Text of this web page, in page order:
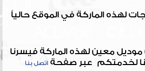
لهذه الماركة في الموقع حالياً
معين لهذه الماركة فيسرنا
لخدمتكم عبر صفحةاتصل بنا